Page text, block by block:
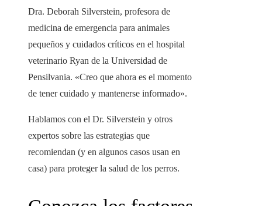
Dra. Deborah Silverstein, profesora de
medicina de emergencia para animales
pequeños y cuidados críticos en el hospital
veterinario Ryan de la Universidad de
Pensilvania. «Creo que ahora es el momento
de tener cuidado y mantenerse informado».
Hablamos con el Dr. Silverstein y otros
expertos sobre las estrategias que
recomiendan (y en algunos casos usan en
casa) para proteger la salud de los perros.